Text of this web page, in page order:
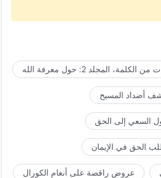
الكلمة، المجلد 2: حول معرفة الله
الحق في الإيمان
عروض راقصة على أنغام الكورال